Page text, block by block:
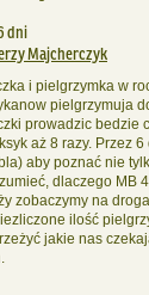
dni
Majcherczyk
i pielgrzymka w
pielgrzymuja
prowadzic bedzie
aż 8 razy. Przez
aby poznać nie
dlaczego MB
zobaczymy na
ilość
jakie nas